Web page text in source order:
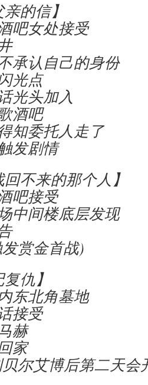
的信】
吧女处接受
承认自己的身份
光点
光头加入
酒吧
知委托人走了
发剧情
不来的那个人】
吧接受
中间楼底层发现
赏金首战)
仇】
东北角墓地
接受
赫
家
尔艾博后第二天会